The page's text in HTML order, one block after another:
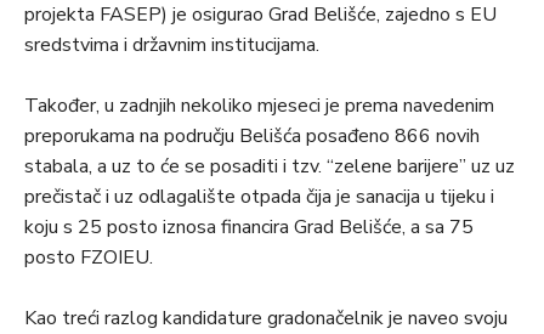
projekta FASEP) je osigurao Grad Belišće, zajedno s EU
sredstvima i državnim institucijama.
Također, u zadnjih nekoliko mjeseci je prema navedenim
preporukama na području Belišća posađeno 866 novih
stabala, a uz to će se posaditi i tzv. “zelene barijere” uz uz
prečistač i uz odlagalište otpada čija je sanacija u tijeku i
koju s 25 posto iznosa financira Grad Belišće, a sa 75
posto FZOIEU.
Kao treći razlog kandidature gradonačelnik je naveo svoju